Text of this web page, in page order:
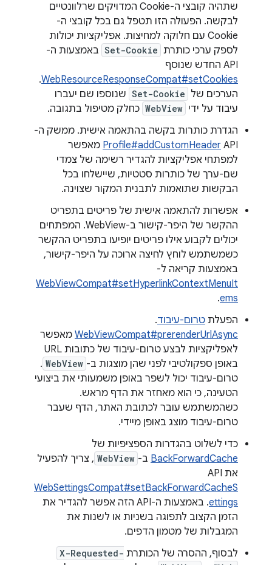
שתהיה קובצי ה-Cookie המדויקים שרלוונטיים
לבקשה. הפעולה הזו תטפל גם בכל קובצי ה-
Cookie עם חלוקה למחיצות. אפליקציות יכולות
לספק ערכי כותרת Set-Cookie באמצעות ה-
API החדש שנוסף
WebResourceResponseCompat#setCookies
.
הערכים של Set-Cookie שנוספו שם יעברו
עיבוד על ידי WebView כחלק מטיפול בתגובה.
הגדרת כותרות בקשה בהתאמה אישית. ממשק ה-
API‏
Profile#addCustomHeader מאפשר
למפתחי אפליקציות להגדיר רשימה של צמדי
שם-ערך של כותרות סטטיות, שיישלחו בכל
הבקשות שתואמות לתבנית המקור שצוינה.
אפשרות להתאמה אישית של פריטים בתפריט
ההקשר של היפר-קישור ב-WebView. המפתחים
יכולים לקבוע אילו פריטים יופיעו בתפריט ההקשר
כשמשתמש לוחץ לחיצה ארוכה על היפר-קישור,
באמצעות קריאה ל-
WebViewCompat#setHyperlinkContextMenuIt
ems
.
הפעלת טרום-עיבוד.
WebViewCompat#prerenderUrlAsync מאפשר
לאפליקציות לבצע טרום-עיבוד של כתובות URL
באופן ספקולטיבי לפני שהן מוצגות ב- WebView
.
טרום-עיבוד יכול לשפר באופן משמעותי את ביצועי
הטעינה, כי הוא מאחזר את הדף מראש.
כשהמשתמש עובר לכתובת האתר, הדף שעבר
טרום-עיבוד מוצג באופן מיידי.
כדי לשלוט בהגדרות הספציפיות של
BackForwardCache ב- WebView , צריך להפעיל
את API‏
WebSettingsCompat#setBackForwardCacheS
ettings
. באמצעות ה-API הזה אפשר להגדיר את
הזמן הקצוב לתפוגה בשניות או לשנות את
המגבלות של מטמון הדפים.
לבסוף, ההסרה של הכותרת X-Requested-